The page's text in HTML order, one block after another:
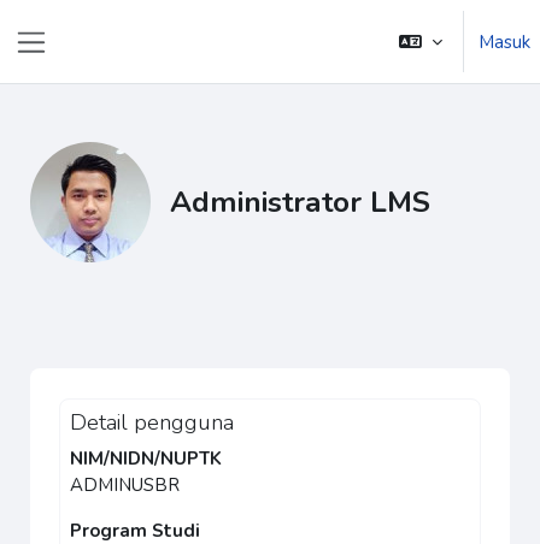
Masuk
Administrator LMS
Profil pengguna
Blok konten utama
Detail pengguna
NIM/NIDN/NUPTK
ADMINUSBR
Program Studi